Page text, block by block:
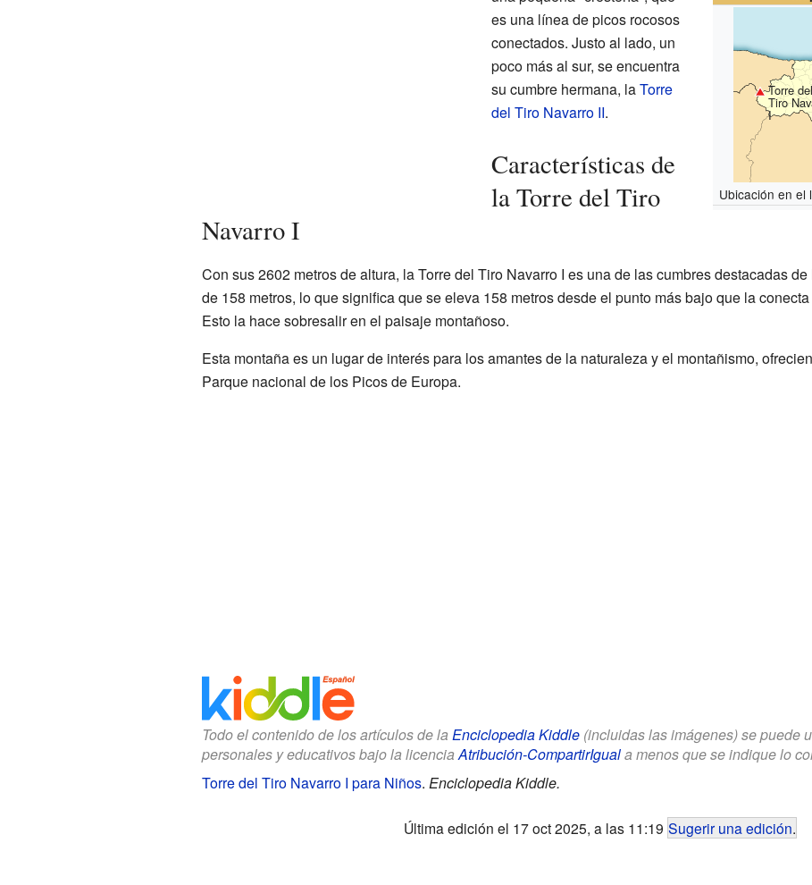
Torre del
Tiro
I
Ubicación en el
es una línea de picos rocosos
conectados. Justo al lado, un
poco más al sur, se encuentra
su cumbre hermana, laTorre
del Tiro Navarro II.
Características de
la Torre del Tiro
Navarro I
Con sus 2602 metros de altura, la Torre del Tiro Navarro I es una de las cumbres destacadas
de 158 metros, lo que significa que se eleva 158 metros desde el punto más bajo que la
Esto la hace sobresalir en el paisaje montañoso.
Esta montaña es un lugar de interés para los amantes de la naturaleza y el montañismo,
Parque nacional de los Picos de Europa.
Todo el contenido de los artículos de la Enciclopedia Kiddle(incluidas las imágenes) se puede
personales y educativos bajo la licenciaAtribución-CompartirIguala menos que se indique lo
Torre del Tiro Navarro I para Niños. Enciclopedia Kiddle.
Última edición el 17 oct 2025, a las 11:19 Sugerir una edición.